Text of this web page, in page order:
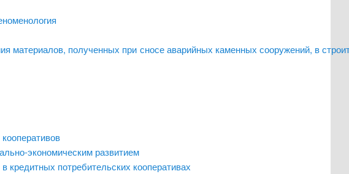
полученных при сносе аварийных каменных сооружений, в
экономическим развитием
потребительских кооперативах